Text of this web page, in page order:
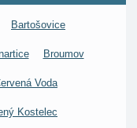
Bartošovice
Broumov
Voda
Kostelec